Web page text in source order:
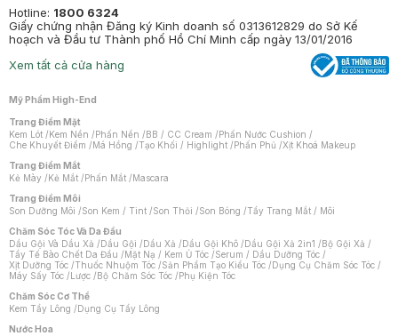
Hotline: 1800 6324
Giấy chứng nhận Đăng ký Kinh doanh số 0313612829 do Sở Kế
hoạch và Đầu tư Thành phố Hồ Chí Minh cấp ngày 13/01/2016
Xem tất cả cửa hàng
Mỹ Phẩm High-End
Trang Điểm Mặt
Kem Lót /Kem Nền /Phấn Nền /BB / CC Cream /Phấn Nước Cushion /
Che Khuyết Điểm /Má Hồng /Tạo Khối / Highlight /Phấn Phủ /Xịt Khoá Makeup
Trang Điểm Mắt
Kẻ Mày /Kẻ Mắt /Phấn Mắt /Mascara
Trang Điểm Môi
Son Dưỡng Môi /Son Kem / Tint /Son Thỏi /Son Bóng /Tẩy Trang Mắt / Môi
Chăm Sóc Tóc Và Da Đầu
Dầu Gội Và Dầu Xả /Dầu Gội /Dầu Xả /Dầu Gội Khô /Dầu Gội Xả 2in1 /Bộ Gội Xả /
Tẩy Tế Bào Chết Da Đầu /Mặt Nạ / Kem Ủ Tóc /Serum / Dầu Dưỡng Tóc /
Xịt Dưỡng Tóc /Thuốc Nhuộm Tóc /Sản Phẩm Tạo Kiểu Tóc /Dụng Cụ Chăm Sóc Tóc /
Máy Sấy Tóc /Lược /Bộ Chăm Sóc Tóc /Phụ Kiện Tóc
Chăm Sóc Cơ Thể
Kem Tẩy Lông /Dụng Cụ Tẩy Lông
Nước Hoa